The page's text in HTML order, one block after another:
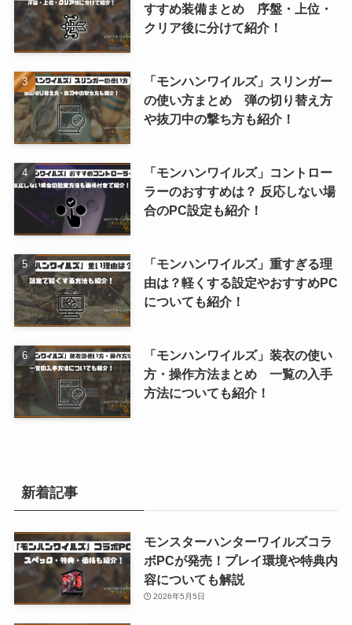
すすめ装備まとめ 序盤・上位・
クリア後に分けて紹介！
「モンハンワイルズ」スリンガー
の使い方まとめ 弾の切り替え方
や抜刀中の撃ち方も紹介！
「モンハンワイルズ」コントロー
ラーのおすすめは？ 反応しない場
合のPC設定も紹介！
「モンハンワイルズ」重すぎる理
由は？軽くする設定やおすすめPC
についても紹介！
「モンハンワイルズ」装衣の使い
方・操作方法まとめ 一覧の入手
方法についても紹介！
新着記事
モンスターハンターワイルズコラ
ボPCが発売！プレイ環境や特典内
容についても解説
2026年5月5日